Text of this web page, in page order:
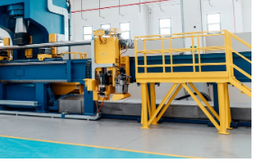
ces machines permettent
d’une grande précision,
d’un secteur où la sécurité et la
sont des éléments